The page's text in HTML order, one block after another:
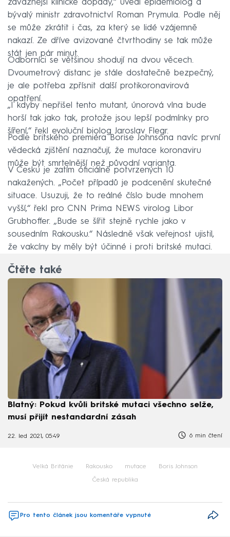
závažnější klinické dopady,“ uvedl epidemiolog a
bývalý ministr zdravotnictví Roman Prymula. Podle něj
se může zkrátit i čas, za který se lidé vzájemně
nakazí. Ze dříve avizované čtvrthodiny se tak může
stát jen pár minut.
Odborníci se většinou shodují na dvou věcech.
Dvoumetrový distanc je stále dostatečně bezpečný,
je ale potřeba zpřísnit další protikoronavirová
opatření.
„I kdyby nepřišel tento mutant, únorová vlna bude
horší tak jako tak, protože jsou lepší podmínky pro
šíření,“ řekl evoluční biolog Jaroslav Flegr.
Podle britského premiéra Borise Johnsona navíc první
vědecká zjištění naznačují, že mutace koronaviru
může být smrtelnější než původní varianta.
V Česku je zatím oficiálně potvrzených 10
nakažených. „Počet případů je podcenění skutečné
situace. Usuzuji, že to reálné číslo bude mnohem
vyšší,“ řekl pro CNN Prima NEWS virolog Libor
Grubhoffer. „Bude se šířit stejně rychle jako v
sousedním Rakousku.“ Následně však veřejnost ujistil,
že vakcíny by měly být účinné i proti britské mutaci.
Čtěte také
Blatný: Pokud kvůli britské mutaci všechno selže,
musí přijít nestandardní zásah
22. led 2021, 05:49 6 min čtení
Velká Británie Rakousko mutace Boris Johnson
Česká republika
Pro tento článek jsou komentáře vypnuté